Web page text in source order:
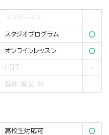
マンツーマン
スタジオプログラム
オンラインレッスン
HIIT
整体・整骨・鍼
高校生対応可